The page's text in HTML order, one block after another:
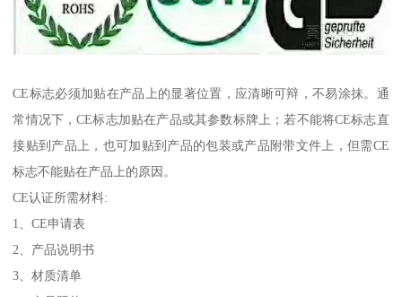
CE标志必须加贴在产品上的显著位置，应清晰可辩，不易涂抹。通
常情况下，CE标志加贴在产品或其参数标牌上；若不能将CE标志直
接贴到产品上，也可加贴到产品的包装或产品附带文件上，但需CE
标志不能贴在产品上的原因。
CE认证所需材料:
1、CE申请表
2、产品说明书
3、材质清单